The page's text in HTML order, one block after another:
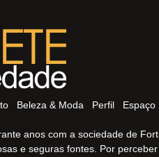
Beleza & Moda Perfil Espaço
anos com a sociedade de
e seguras fontes. Por